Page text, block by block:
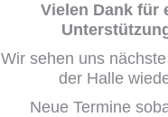
Vielen Dank für
Wir sehen uns
der Halle
Neue Termine